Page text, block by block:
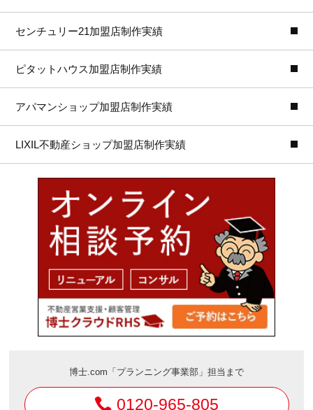
センチュリー21加盟店制作実績
ピタットハウス加盟店制作実績
アパマンショップ加盟店制作実績
LIXIL不動産ショップ加盟店制作実績
博士.com「プランニング事業部」担当まで
0120-965-805